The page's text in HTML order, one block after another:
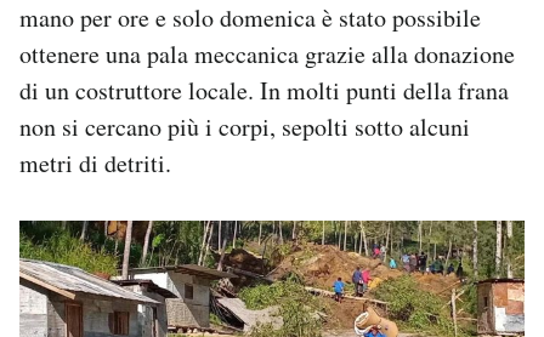
mano per ore e solo domenica è stato possibile
ottenere una pala meccanica grazie alla donazione
di un costruttore locale. In molti punti della frana
non si cercano più i corpi, sepolti sotto alcuni
metri di detriti.